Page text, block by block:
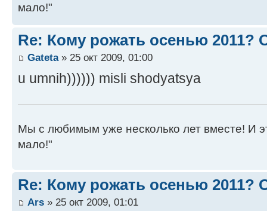
мало!"
Re: Кому рожать осенью 2011?
Gateta» 25 окт 2009, 01:00
u umnih)))))) misli shodyatsya
Мы с любимым уже несколько лет вместе! И
мало!"
Re: Кому рожать осенью 2011?
Ars » 25 окт 2009, 01:01